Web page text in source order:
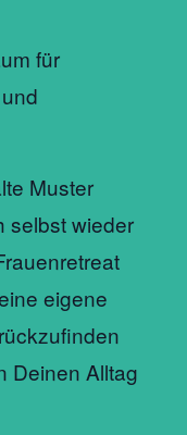
für
Muster
selbst wieder
eigene
Deinen Alltag